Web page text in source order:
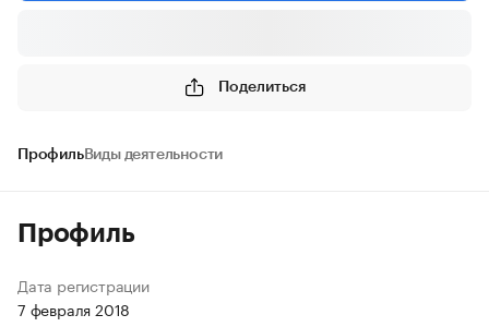
Поделиться
ПрофильВиды деятельности
Профиль
Дата регистрации
7 февраля 2018